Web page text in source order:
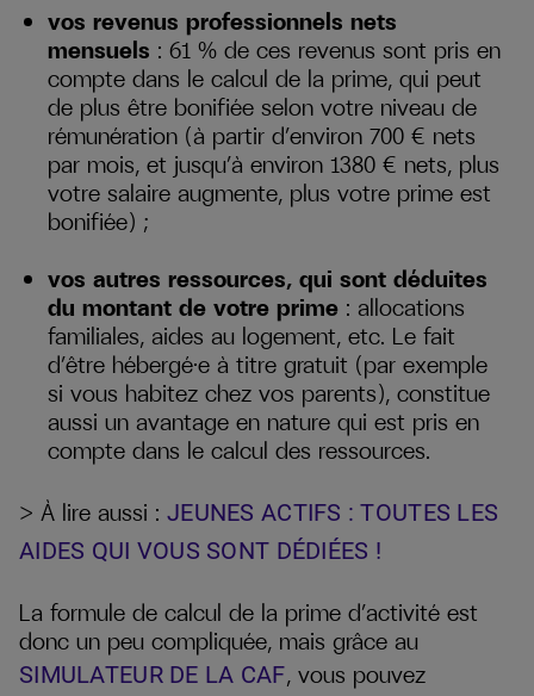
vos revenus professionnels nets
mensuels : 61 % de ces revenus sont pris en
compte dans le calcul de la prime, qui peut
de plus être bonifiée selon votre niveau de
rémunération (à partir d’environ 700 € nets
par mois, et jusqu’à environ 1380 € nets, plus
votre salaire augmente, plus votre prime est
bonifiée) ;
vos autres ressources, qui sont déduites
du montant de votre prime : allocations
familiales, aides au logement, etc. Le fait
d’être hébergé·e à titre gratuit (par exemple
si vous habitez chez vos parents), constitue
aussi un avantage en nature qui est pris en
compte dans le calcul des ressources.
> À lire aussi : JEUNES ACTIFS : TOUTES LES
AIDES QUI VOUS SONT DÉDIÉES !
La formule de calcul de la prime d’activité est
donc un peu compliquée, mais grâce au
SIMULATEUR DE LA CAF, vous pouvez